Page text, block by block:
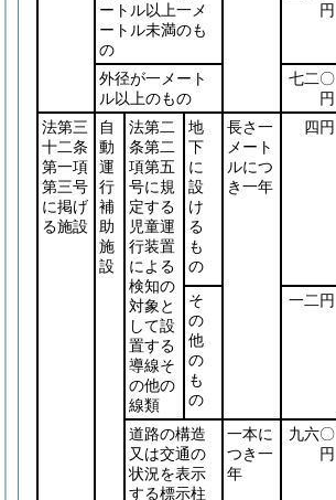
ートル以上一メ
ートル未満のも
の
円
外径が一メート
ル以上のもの
七二〇
円
法第三
十二条
第一項
第三号
に掲げ
る施設
自
動
運
行
補
助
施
設
法第二
条第二
項第五
号に規
定する
児童運
行装置
による
検知の
対象と
して設
置する
導線そ
の他の
線類
地
下
に
設
け
る
も
の
長さ一
メート
ルにつ
き一年
四円
そ
の
他
の
も
の
一二円
道路の構造
又は交通の
状況を表示
する標示柱
一本に
つき一
年
九六〇
円